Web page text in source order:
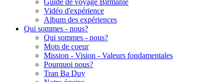
Guide de voyage Birmanie
Vidéo d'expérience
Album des expériences
Qui sommes - nous?
Qui sommes - nous?
Mots de coeur
Mission - Vision - Valeurs fondamentales
Pourquoi nous?
Tran Ba Duy